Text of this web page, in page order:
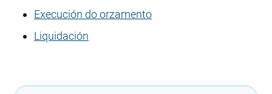
Execución do orzamento
Liquidación